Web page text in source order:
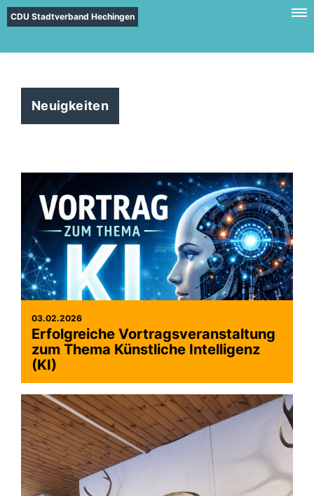
CDU Stadtverband Hechingen
Neuigkeiten
03.02.2026
Erfolgreiche Vortragsveranstaltung
zum Thema Künstliche Intelligenz
(KI)